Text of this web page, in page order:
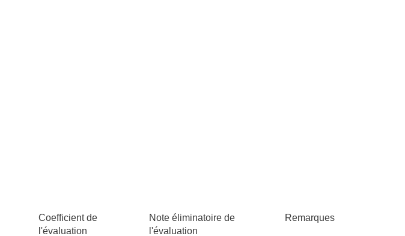
Coefficient de
l'évaluation
Note éliminatoire de
l'évaluation
Remarques